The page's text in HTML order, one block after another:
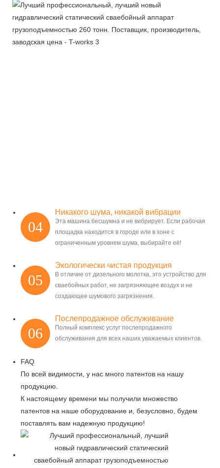
04
Никакого шума, никакой вибрации
Эта машина бесшумна и не вибрирует. Если рабочая
площадка находится в городе или в зоне с
ограниченным уровнем шума, выбирайте её!
05
Экологически чистая продукция
В отличие от дизельного молотка, это устройство для
сваебойных работ, не загрязняющее воздух и не
создающее шумового загрязнения.
06
Послепродажное обслуживание
Полный комплекс услуг послепродажного
обслуживания для всех наших уважаемых клиентов.
FAQ
По всей видимости, у нас много патентов на нашу
продукцию.
К настоящему времени мы получили множество
патентов на наше оборудование и, безусловно, будем
поставлять вам надежную продукцию!